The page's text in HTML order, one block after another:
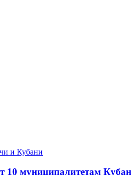
10 муниципалитетам